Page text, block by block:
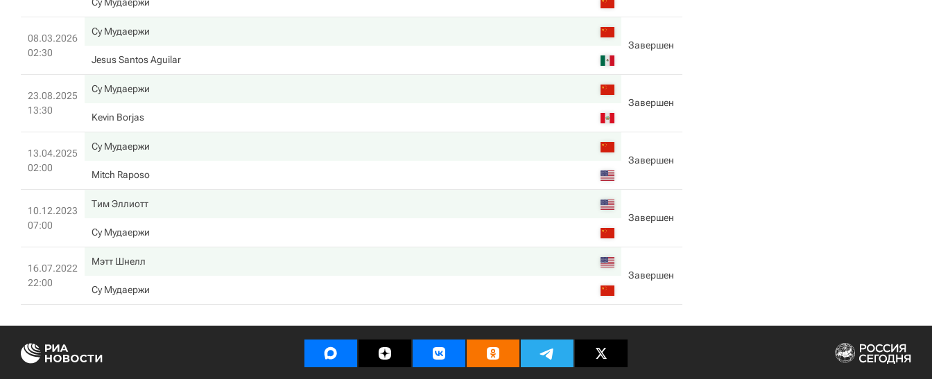
08.03.2026
02:30
Су Мудаержи
Завершен
Jesus Santos Aguilar
23.08.2025
13:30
Су Мудаержи
Завершен
Kevin Borjas
13.04.2025
02:00
Су Мудаержи
Завершен
Mitch Raposo
10.12.2023
07:00
Тим Эллиотт
Завершен
Су Мудаержи
16.07.2022
22:00
Мэтт Шнелл
Завершен
Су Мудаержи